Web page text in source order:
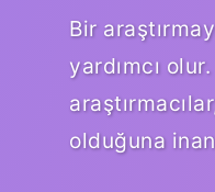
Bir
yardımcı
olduğuna